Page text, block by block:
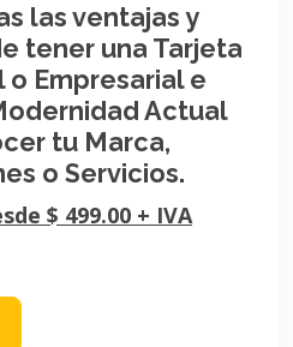
las ventajas y
tener una Tarjeta
o Empresarial e
Actual
tu Marca,
o Servicios.
$ 499.00 + IVA